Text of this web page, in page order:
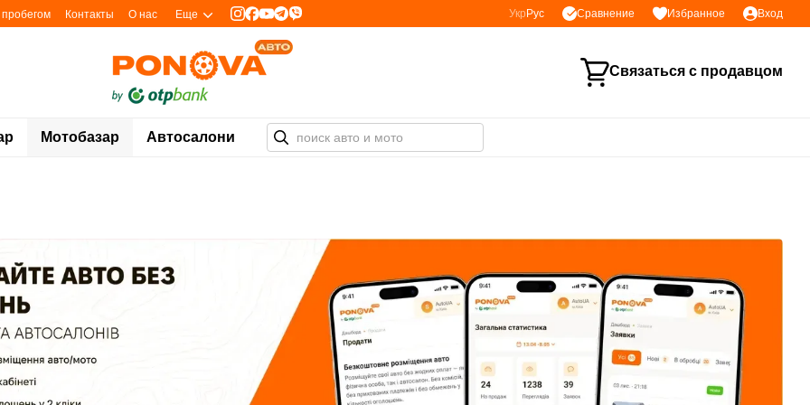
Контакты О нас Еще Укр Рус Сравнение Избранное Вход
Связаться с продавцом
Мотобазар Автосалони